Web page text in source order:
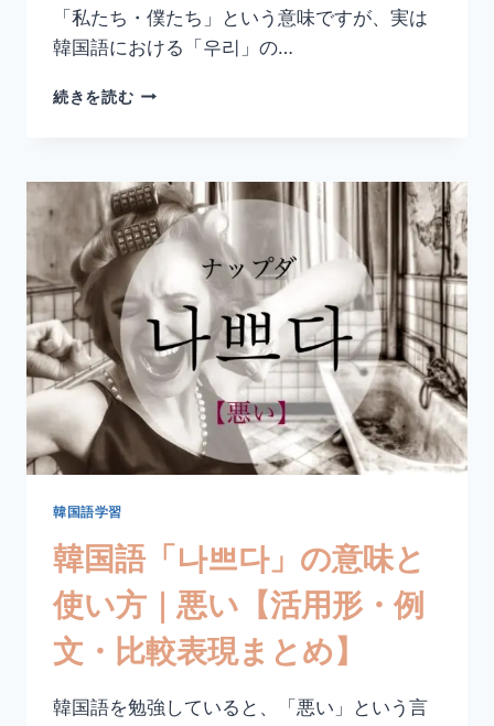
「私たち・僕たち」という意味ですが、実は
韓国語における「우리」の…
続きを読む韓
리」
の
意
味
と
使
い
｜
私
た
ち・
僕
ち
の
【格
助
詞・
例
類
韓国語学習
韓国語「나쁘다」の意味と
使い方｜悪い【活用形・例
文・比較表現まとめ】
韓国語を勉強していると、「悪い」という言